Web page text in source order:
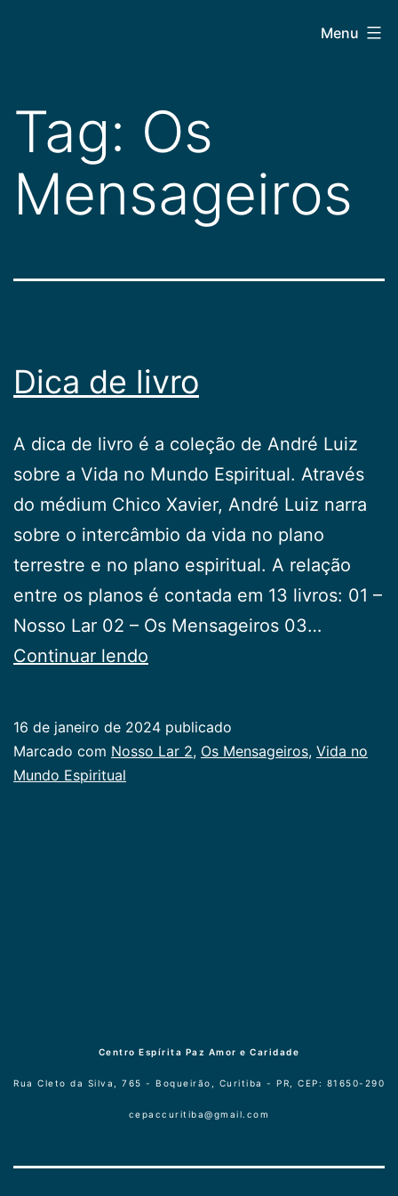
conteúdo
Menu
Tag: Os
Mensageiros
Dica de livro
A dica de livro é a coleção de André Luiz
sobre a Vida no Mundo Espiritual. Através
do médium Chico Xavier, André Luiz narra
sobre o intercâmbio da vida no plano
terrestre e no plano espiritual. A relação
entre os planos é contada em 13 livros: 01 –
Nosso Lar 02 – Os Mensageiros 03…
Continuar lendo
16 de janeiro de 2024 publicado
Categorizado
como
Marcado com Nosso Lar 2, Os Mensageiros, Vida no
Mundo Espiritual
Centro Espírita Paz Amor e Caridade
Rua Cleto da Silva, 765 - Boqueirão, Curitiba - PR, CEP: 81650-290
cepaccuritiba@gmail.com